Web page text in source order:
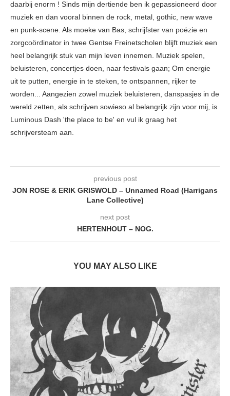
daarbij enorm ! Sinds mijn dertiende ben ik gepassioneerd door
muziek en dan vooral binnen de rock, metal, gothic, new wave
en punk-scene. Als moeke van Bas, schrijfster van poëzie en
zorgcoördinator in twee Gentse Freinetscholen blijft muziek een
heel belangrijk stuk van mijn leven innemen. Muziek spelen,
beluisteren, concertjes doen, naar festivals gaan; Om energie
uit te putten, energie in te steken, te ontspannen, rijker te
worden... Aangezien zowel muziek beluisteren, danspasjes in de
wereld zetten, als schrijven sowieso al belangrijk zijn voor mij, is
Luminous Dash 'the place to be' en vul ik graag het
schrijversteam aan.
previous post
JON ROSE & ERIK GRISWOLD – Unnamed Road (Harrigans
Lane Collective)
next post
HERTENHOUT – NOG.
YOU MAY ALSO LIKE